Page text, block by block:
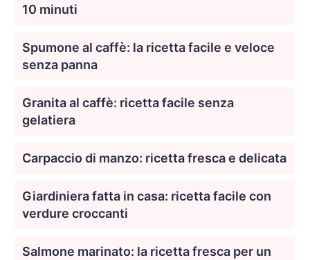
10 minuti
Spumone al caffè: la ricetta facile e veloce
senza panna
Granita al caffè: ricetta facile senza
gelatiera
Carpaccio di manzo: ricetta fresca e delicata
Giardiniera fatta in casa: ricetta facile con
verdure croccanti
Salmone marinato: la ricetta fresca per un